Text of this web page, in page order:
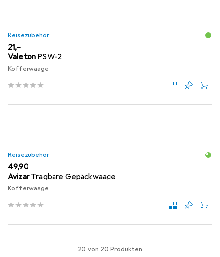
Reisezubehör
EUR
21,–
Valeton PSW-2
Kofferwaage
Reisezubehör
EUR
49,90
Avizar Tragbare Gepäckwaage
Kofferwaage
20 von 20 Produkten